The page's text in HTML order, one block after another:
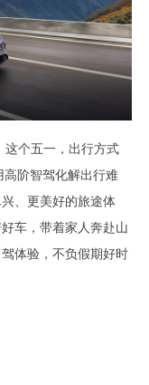
这个五一，出行方式
高阶智驾化解出行难
、更美好的旅途体
车，带着家人奔赴山
体验，不负假期好时